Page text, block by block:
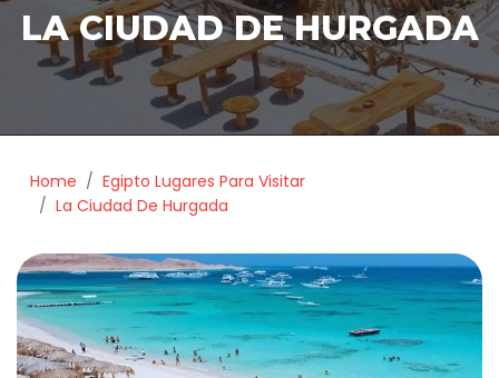
LA CIUDAD DE HURGADA
Home
Egipto Lugares Para Visitar
La Ciudad De Hurgada